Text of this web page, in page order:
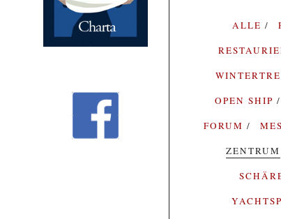
ALLE
OPEN SHIP
FORUM
ZENTRUM